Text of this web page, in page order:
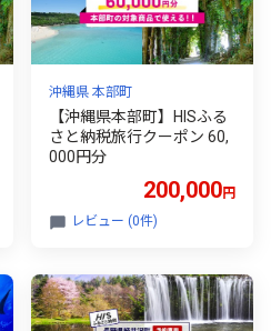
沖縄県 本部町
【沖縄県本部町】HISふる
さと納税旅行クーポン 60,
000円分
200,000円
レビュー (0件)